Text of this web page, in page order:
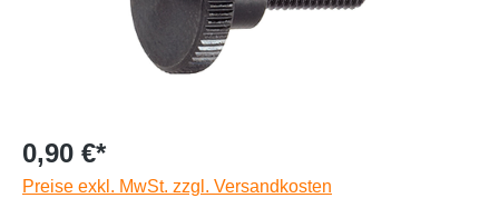
0,90 €*
Preise exkl. MwSt. zzgl. Versandkosten